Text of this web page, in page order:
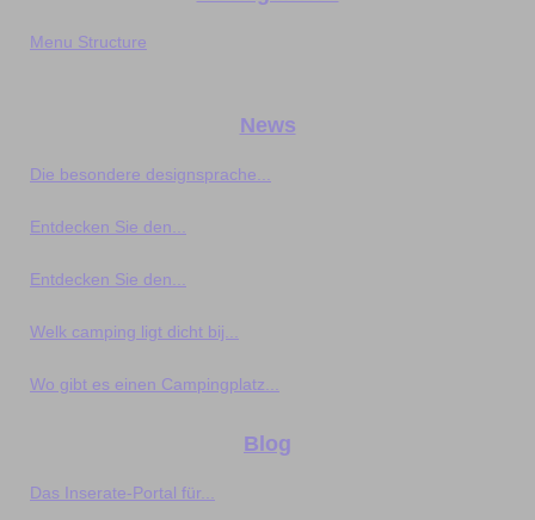
Menu Structure
News
Die besondere designsprache...
Entdecken Sie den...
Entdecken Sie den...
Welk camping ligt dicht bij...
Wo gibt es einen Campingplatz...
Blog
Das Inserate‑Portal für...